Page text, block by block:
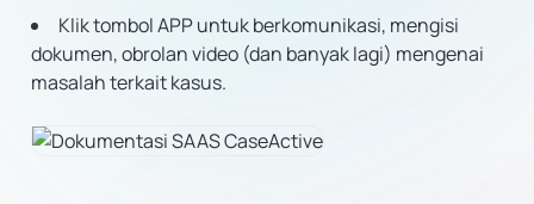
Klik tombol APP untuk berkomunikasi, mengisi
dokumen, obrolan video (dan banyak lagi) mengenai
masalah terkait kasus.